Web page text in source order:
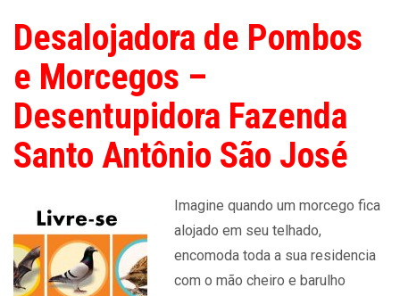
Desalojadora de Pombos
e Morcegos –
Desentupidora Fazenda
Santo Antônio São José
Imagine quando um morcego fica
alojado em seu telhado,
encomoda toda a sua residencia
com o mão cheiro e barulho